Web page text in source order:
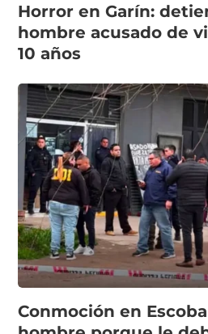
Horror en Garín:
hombre acusado de
10 años
Conmoción en